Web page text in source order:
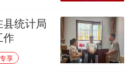
县统计局
作
享